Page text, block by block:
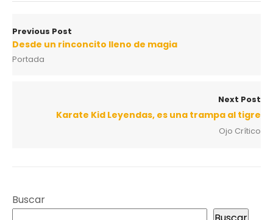
Previous Post
Desde un rinconcito lleno de magia
Portada
Next Post
Karate Kid Leyendas, es una trampa al tigre
Ojo Crítico
Buscar